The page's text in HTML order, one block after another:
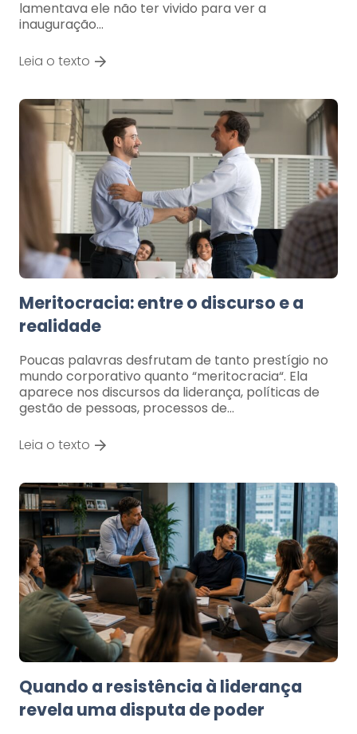
lamentava ele não ter vivido para ver a
inauguração…
Leia o texto
Meritocracia: entre o discurso e a
realidade
Poucas palavras desfrutam de tanto prestígio no
mundo corporativo quanto “meritocracia“. Ela
aparece nos discursos da liderança, políticas de
gestão de pessoas, processos de…
Leia o texto
Quando a resistência à liderança
revela uma disputa de poder